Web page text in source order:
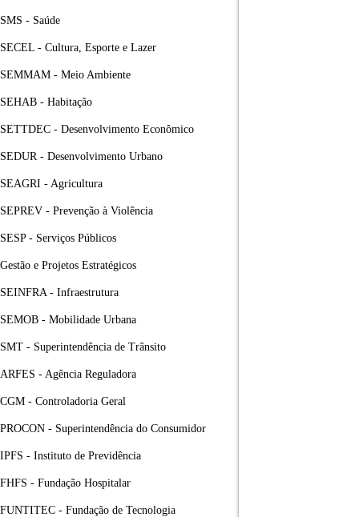
SMS - Saúde
SECEL - Cultura, Esporte e Lazer
SEMMAM - Meio Ambiente
SEHAB - Habitação
SETTDEC - Desenvolvimento Econômico
SEDUR - Desenvolvimento Urbano
SEAGRI - Agricultura
SEPREV - Prevenção à Violência
SESP - Serviços Públicos
Gestão e Projetos Estratégicos
SEINFRA - Infraestrutura
SEMOB - Mobilidade Urbana
SMT - Superintendência de Trânsito
ARFES - Agência Reguladora
CGM - Controladoria Geral
PROCON - Superintendência do Consumidor
IPFS - Instituto de Previdência
FHFS - Fundação Hospitalar
FUNTITEC - Fundação de Tecnologia